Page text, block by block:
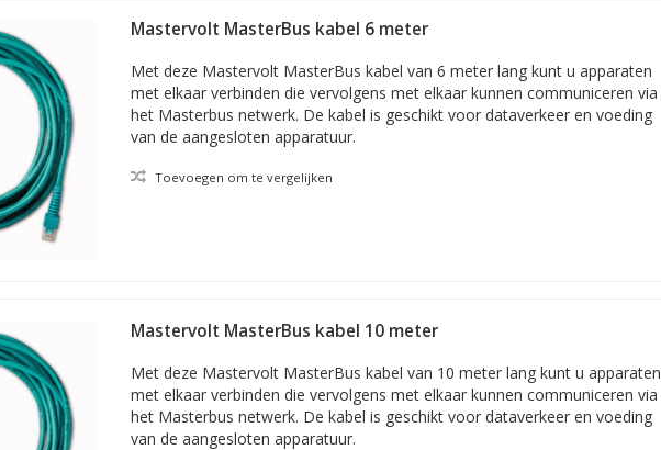
Mastervolt MasterBus kabel 6 meter
Met deze Mastervolt MasterBus kabel van 6 meter lang kunt u apparaten
met elkaar verbinden die vervolgens met elkaar kunnen communiceren via
het Masterbus netwerk. De kabel is geschikt voor dataverkeer en voeding
van de aangesloten apparatuur.
Toevoegen om te vergelijken
Mastervolt MasterBus kabel 10 meter
Met deze Mastervolt MasterBus kabel van 10 meter lang kunt u apparaten
met elkaar verbinden die vervolgens met elkaar kunnen communiceren via
het Masterbus netwerk. De kabel is geschikt voor dataverkeer en voeding
van de aangesloten apparatuur.